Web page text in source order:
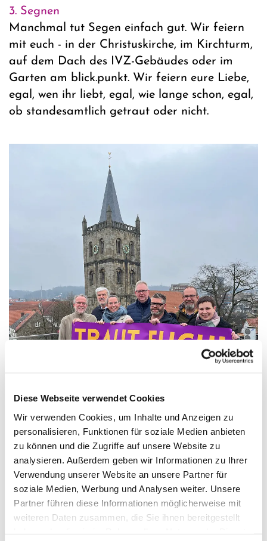
Diese Webseite verwendet Cookies
Wir verwenden Cookies, um Inhalte und Anzeigen zu
personalisieren, Funktionen für soziale Medien anbieten
zu können und die Zugriffe auf unsere Website zu
analysieren. Außerdem geben wir Informationen zu Ihrer
Verwendung unserer Website an unsere Partner für
soziale Medien, Werbung und Analysen weiter. Unsere
Partner führen diese Informationen möglicherweise mit
weiteren Daten zusammen, die Sie ihnen bereitgestellt
3. Segnen
Manchmal tut Segen einfach gut. Wir feiern
mit euch - in der Christuskirche, im Kirchturm,
auf dem Dach des IVZ-Gebäudes oder im
Garten am blick.punkt. Wir feiern eure Liebe,
egal, wen ihr liebt, egal, wie lange schon, egal,
ob standesamtlich getraut oder nicht.
Zur Anmeldung